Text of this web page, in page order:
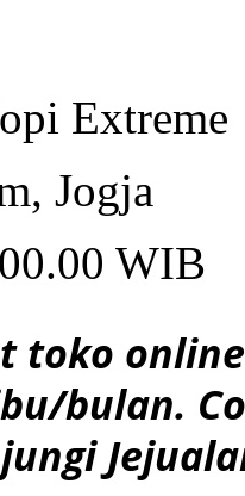
Extreme
Jogja
WIB
toko
bulan.